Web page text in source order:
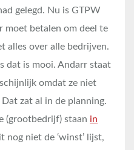
gelegd. Nu is GTPW
moet betalen om deel te
alles over alle bedrijven.
dat is mooi. Andarr staat
omdat ze niet
zat al in de planning.
(grootbedrijf) staan in
nog niet de ‘winst’ lijst,